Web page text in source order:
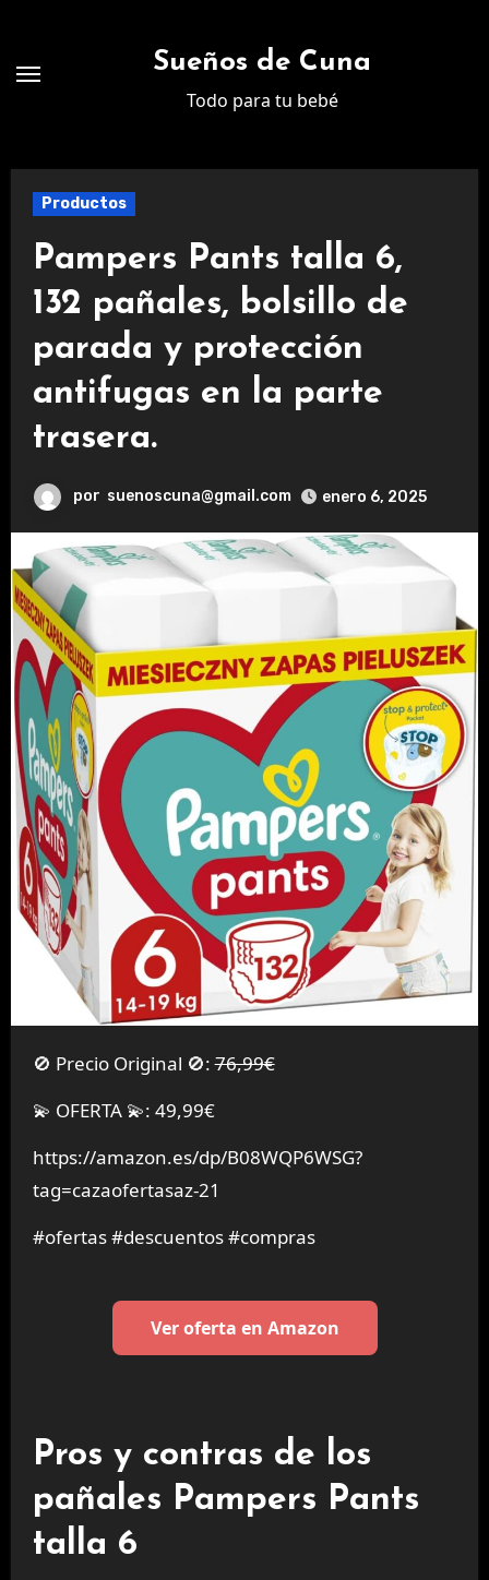
contenido
Sueños de Cuna
Todo para tu bebé
Productos
Pampers Pants talla 6,
132 pañales, bolsillo de
parada y protección
antifugas en la parte
trasera.
por suenoscuna@gmail.com enero 6, 2025
🚫 Precio Original 🚫:76,99€
💫 OFERTA 💫: 49,99€
https://amazon.es/dp/B08WQP6WSG?
tag=cazaofertasaz-21
#ofertas #descuentos #compras
Ver oferta en Amazon
Pros y contras de los
pañales Pampers Pants
talla 6